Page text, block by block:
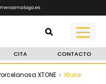
CITA CONTACTO
XTONE
Xtone